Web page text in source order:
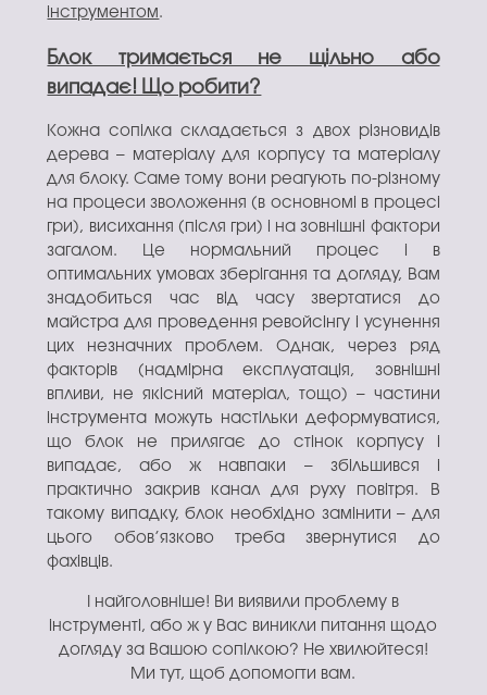
інструментом.
Блок тримається не щільно або
випадає! Що робити?
Кожна сопілка складається з двох різновидів
дерева – матеріалу для корпусу та матеріалу
для блоку. Саме тому вони реагують по-різному
на процеси зволоження (в основномі в процесі
гри), висихання (після гри) і на зовнішні фактори
загалом. Це нормальний процес і в
оптимальних умовах зберігання та догляду, Вам
знадобиться час від часу звертатися до
майстра для проведення ревойсінгу і усунення
цих незначних проблем. Однак, через ряд
факторів (надмірна експлуатація, зовнішні
впливи, не якісний матеріал, тощо) – частини
інструмента можуть настільки деформуватися,
що блок не прилягає до стінок корпусу і
випадає, або ж навпаки – збільшився і
практично закрив канал для руху повітря. В
такому випадку, блок необхідно замінити – для
цього обов’язково треба звернутися до
фахівців.
І найголовніше! Ви виявили проблему в
інструменті, або ж у Вас виникли питання щодо
догляду за Вашою сопілкою? Не хвилюйтеся!
Ми тут, щоб допомогти вам.